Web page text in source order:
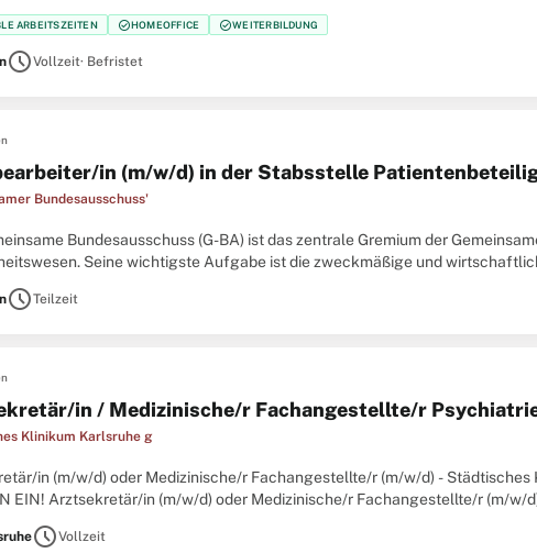
SGB V fördert der Gemeinsame Bundesausschuss
ARBEITSZEITEN check_circleHOMEOFFICE check_circleWEITERBILDUNG
scheduleVollzeit· Befristet
in (m/w/d) in der Stabsstelle
Bundesausschuss'
Bundesausschuss (G-BA) ist das zentrale Gremium der
Seine wichtigste Aufgabe ist die zweckmäßige und
scheduleTeilzeit
in / Medizinische/r Fachangestellte/r
Klinikum Karlsruhe g
in (m/w/d) oder Medizinische/r Fachangestellte/r (m/w/d) - Städtisches
EIN! Arztsekretär/in (m/w/d) oder Medizinische/r Fachangestellte/r (m/w/
scheduleVollzeit